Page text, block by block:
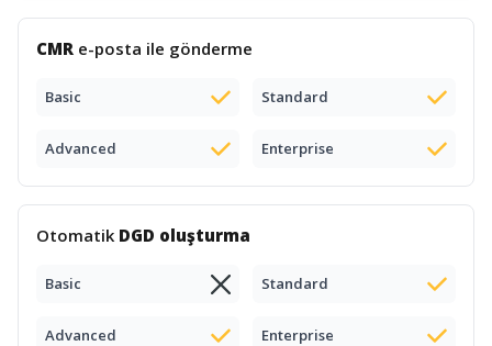
CMR e-posta ile gönderme
Basic Standard
Advanced Enterprise
Otomatik DGD oluşturma
Basic Standard
Advanced Enterprise